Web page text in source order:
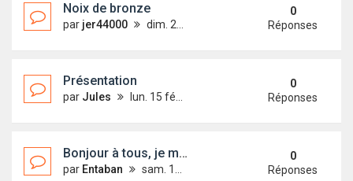
Noix de bronze
par jer44000 dim. 21 févr. 2021 20:48
0
Réponses
Présentation
par Jules lun. 15 févr. 2021 15:28
0
Réponses
Bonjour à tous, je me prèsente
par Entaban sam. 13 févr. 2021 23:33
0
Réponses